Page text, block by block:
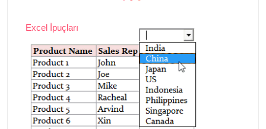
Excel İpuçları